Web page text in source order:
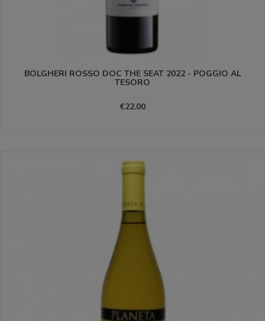
BOLGHERI ROSSO DOC THE SEAT 2022 - POGGIO AL
TESORO
€22.00